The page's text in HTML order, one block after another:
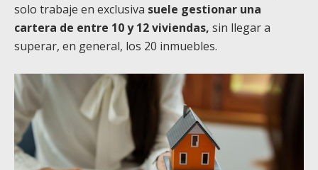
solo trabaje en exclusiva suele gestionar una
cartera de entre 10 y 12 viviendas, sin llegar a
superar, en general, los 20 inmuebles.